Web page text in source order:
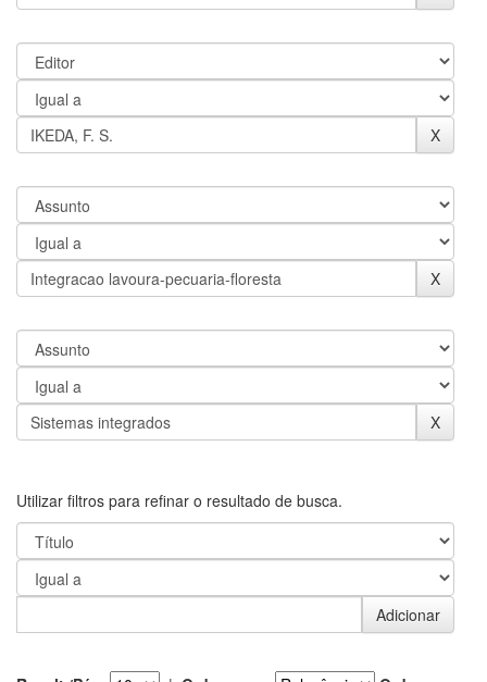
Utilizar filtros para refinar o resultado de busca.